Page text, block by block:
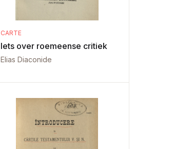
CARTE
Iets over roemeense critiek
Elias Diaconide